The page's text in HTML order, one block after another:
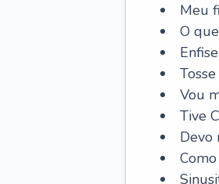
Meu
O
Vou
Tive
Devo